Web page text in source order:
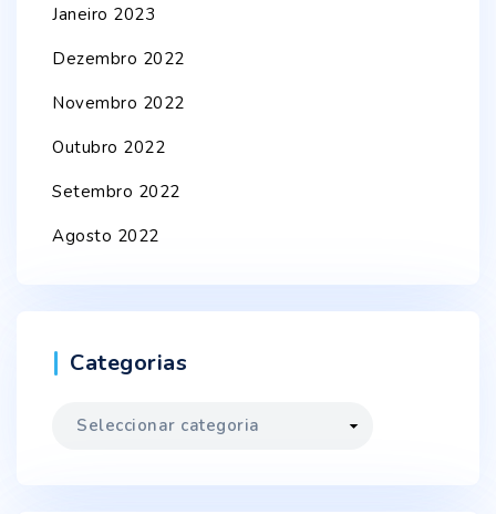
Janeiro 2023
Dezembro 2022
Novembro 2022
Outubro 2022
Setembro 2022
Agosto 2022
Categorias
Categorias